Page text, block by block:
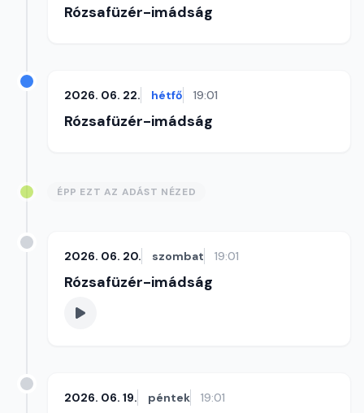
Rózsafüzér-imádság
2026. 06. 22. hétfő 19:01
Rózsafüzér-imádság
ÉPP EZT AZ ADÁST NÉZED
2026. 06. 20. szombat 19:01
Rózsafüzér-imádság
2026. 06. 19. péntek 19:01